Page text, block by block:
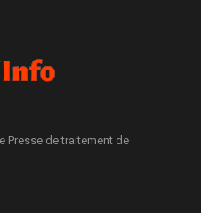
Presse de traitement de